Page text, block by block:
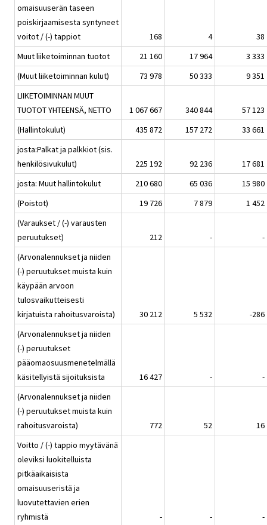
omaisuuserän taseen
poiskirjaamisesta syntyneet
voitot / (-) tappiot
168 4
38
Muut liiketoiminnan tuotot
21 160 17 964
3 333
(Muut liiketoiminnan kulut)
73 978 50 333
9 351
LIIKETOIMINNAN MUUT
TUOTOT YHTEENSÄ, NETTO
1 067 667 340 844
57 123
(Hallintokulut)
435 872 157 272
33 661
josta:Palkat ja palkkiot (sis.
henkilösivukulut)
225 192 92 236
17 681
josta: Muut hallintokulut
210 680 65 036
15 980
(Poistot)
19 726 7 879
1 452
(Varaukset / (-) varausten
peruutukset)
212 -
-
(Arvonalennukset ja niiden
(-) peruutukset muista kuin
käypään arvoon
tulosvaikutteisesti
kirjatuista rahoitusvaroista)
30 212 5 532
-286
(Arvonalennukset ja niiden
(-) peruutukset
pääomaosuusmenetelmällä
käsitellyistä sijoituksista
16 427 -
-
(Arvonalennukset ja niiden
(-) peruutukset muista kuin
rahoitusvaroista)
772 52
16
Voitto / (-) tappio myytävänä
oleviksi luokitelluista
pitkäaikaisista
omaisuuseristä ja
luovutettavien erien
ryhmistä
- - -